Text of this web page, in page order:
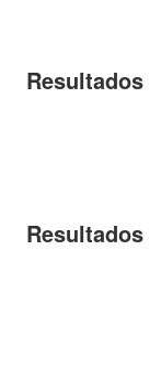
Resultados
Resultados